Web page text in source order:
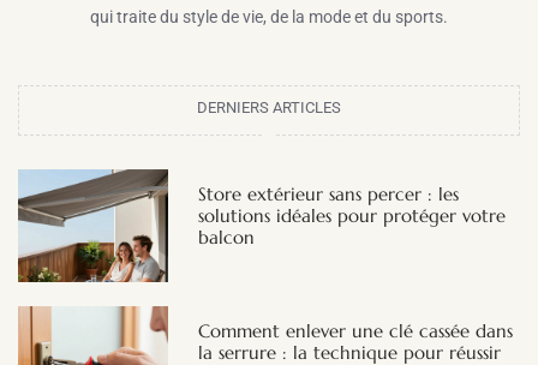
qui traite du style de vie, de la mode et du sports.
DERNIERS ARTICLES
Store extérieur sans percer : les
solutions idéales pour protéger votre
balcon
Comment enlever une clé cassée dans
la serrure : la technique pour réussir